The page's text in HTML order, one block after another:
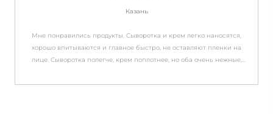
реактивной кожи.
Казань
Мне понравились продукты. Сыворотка и крем легко наносятся,
хорошо впитываются и главное быстро, не оставляют пленки на
лице. Сыворотка полегче, крем поплотнее, но оба очень нежные,
увлажняют, состояние кожи заметно улучшилась.